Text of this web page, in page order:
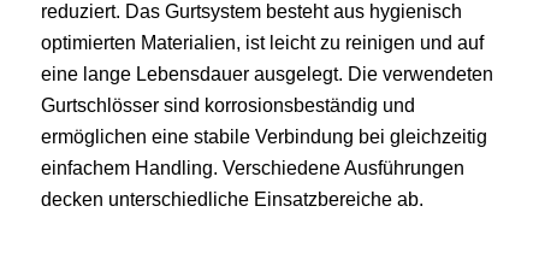
reduziert. Das Gurtsystem besteht aus hygienisch
optimierten Materialien, ist leicht zu reinigen und auf
eine lange Lebensdauer ausgelegt. Die verwendeten
Gurtschlösser sind korrosionsbeständig und
ermöglichen eine stabile Verbindung bei gleichzeitig
einfachem Handling. Verschiedene Ausführungen
decken unterschiedliche Einsatzbereiche ab.